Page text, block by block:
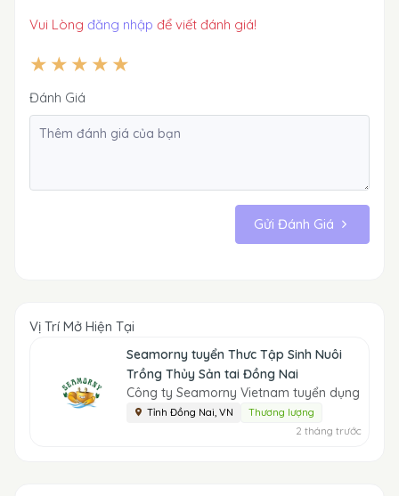
Vui Lòng đăng nhập để viết đánh giá!
Đánh Giá
Gửi Đánh Giá
Vị Trí Mở Hiện Tại
Seamorny tuyển Thưc Tập Sinh Nuôi
Trồng Thủy Sản tai Đồng Nai
Công ty Seamorny Vietnam tuyển dụng
Tỉnh Đồng Nai, VN Thương lượng
2 tháng trước